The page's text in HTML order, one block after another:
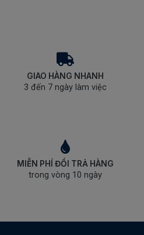
GIAO HÀNG NHANH
3 đến 7 ngày làm việc
MIỄN PHÍ ĐỔI TRẢ HÀNG
trong vòng 10 ngày